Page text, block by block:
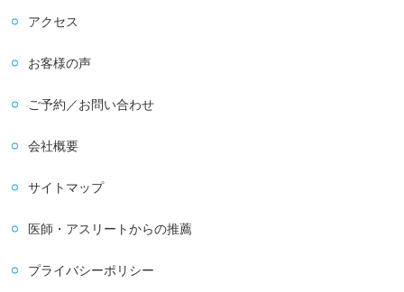
アクセス
お客様の声
ご予約／お問い合わせ
会社概要
サイトマップ
医師・アスリートからの推薦
プライバシーポリシー